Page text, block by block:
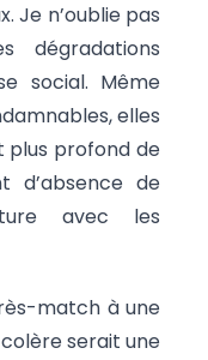
Je n’oublie pas
dégradations
social. Même
elles
plus profond de
d’absence de
avec les
match à une
serait une